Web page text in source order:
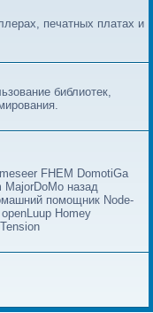
печатных платах и
библиотек,
FHEM DomotiGa
MajorDoMo назад
помощник Node-
Homey